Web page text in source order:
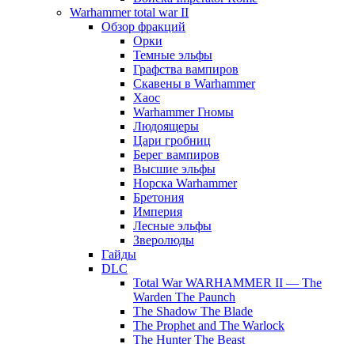
Warhammer total war II
Обзор фракций
Орки
Темные эльфы
Графства вампиров
Cкавены в Warhammer
Хаос
Warhammer Гномы
Людоящеры
Цари гробниц
Берег вампиров
Высшие эльфы
Норска Warhammer
Бретония
Империя
Лесные эльфы
Зверолюды
Гайды
DLC
Total War WARHAMMER II — The
Warden The Paunch
The Shadow The Blade
The Prophet and The Warlock
The Hunter The Beast